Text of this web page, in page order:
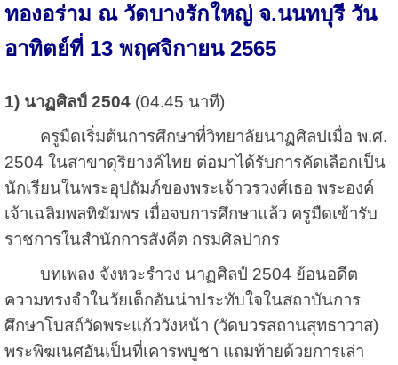
ทองอร่าม ณ วัดบางรักใหญ่ จ.นนทบุรี วัน
อาทิตย์ที่ 13 พฤศจิกายน 2565
1) นาฏศิลป์ 2504 (04.45 นาที)
ครูมืดเริ่มต้นการศึกษาที่วิทยาลัยนาฏศิลปเมื่อ พ.ศ.
2504 ในสาขาดุริยางค์ไทย ต่อมาได้รับการคัดเลือกเป็น
นักเรียนในพระอุปถัมภ์ของพระเจ้าวรวงศ์เธอ พระองค์
เจ้าเฉลิมพลทิฆัมพร เมื่อจบการศึกษาแล้ว ครูมืดเข้ารับ
ราชการในสำนักการสังคีต กรมศิลปากร
บทเพลง จังหวะรำวง นาฏศิลป์ 2504 ย้อนอดีต
ความทรงจำในวัยเด็กอันน่าประทับใจในสถาบันการ
ศึกษาโบสถ์วัดพระแก้ววังหน้า (วัดบวรสถานสุทธาวาส)
พระพิฆเนศอันเป็นที่เคารพบูชา แถมท้ายด้วยการเล่า